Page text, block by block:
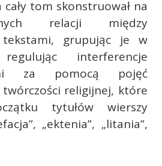
cały tom skonstruował na
relacji między
tekstami, grupując je w
interferencje
za pomocą pojęć
religijnej, które
tytułów wierszy
„ektenia”, „litania”,